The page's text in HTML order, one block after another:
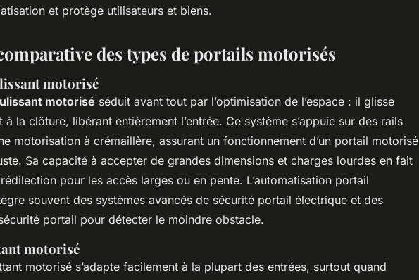
et protège utilisateurs et biens.
des types de portails motorisés
motorisé
motorisé séduit avant tout par l’optimisation de l’espace : il glisse
à la clôture, libérant entièrement l’entrée. Ce système s’appuie sur des rails
motorisation à crémaillère, assurant un fonctionnement d’un portail motorisé
Sa capacité à accepter de grandes dimensions et charges lourdes en fait
pour les accès larges ou en pente. L’automatisation portail
souvent des systèmes avancés de sécurité portail électrique et des
portail pour détecter le moindre obstacle.
motorisé
motorisé s’adapte facilement à la plupart des entrées, surtout quand